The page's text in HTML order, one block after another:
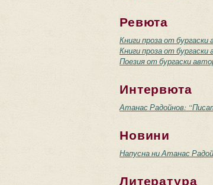
Ревюта
Книги проза от бургаски
Книги проза от бургаски
Поезия от бургаски
Интервюта
Атанас Радойнов:
Новини
Напусна ни Атанас
Литература